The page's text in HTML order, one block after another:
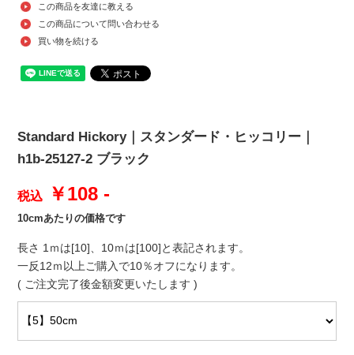
この商品を友達に教える
この商品について問い合わせる
買い物を続ける
Standard Hickory｜スタンダード・ヒッコリー｜
h1b-25127-2 ブラック
税込 ￥108 -
10cmあたりの価格です
長さ 1ｍは[10]、10ｍは[100]と表記されます。
一反12ｍ以上ご購入で10％オフになります。
( ご注文完了後金額変更いたします )